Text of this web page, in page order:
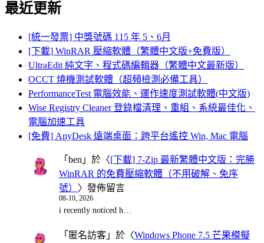
最近更新
[統一發票] 中獎號碼 115 年 5、6月
[下載] WinRAR 壓縮軟體（繁體中文版+免費版）
UltraEdit 純文字、程式碼編輯器（繁體中文最新版）
OCCT 燒機測試軟體（超頻檢測必備工具）
PerformanceTest 電腦效能、運作速度測試軟體(中文版)
Wise Registry Cleaner 登錄檔清理、重組、系統最佳化、
電腦加速工具
[免費] AnyDesk 遠端桌面：跨平台遙控 Win, Mac 電腦
「 ben 」於〈[下載] 7-Zip 最新繁體中文版：完勝
WinRAR 的免費壓縮軟體（不用破解、免序
號） 〉發佈留言
08-10, 2026
i recently noticed h…
「 匿名訪客 」於〈Windows Phone 7.5 芒果模擬